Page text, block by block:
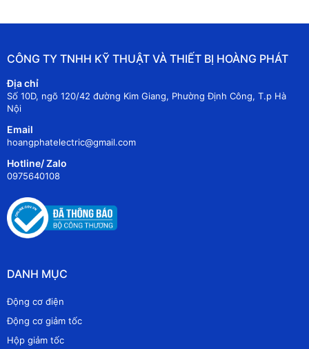
CÔNG TY TNHH KỸ THUẬT VÀ THIẾT BỊ HOÀNG PHÁT
Địa chỉ
Số 10D, ngõ 120/42 đường Kim Giang, Phường Định Công, T.p Hà
Nội
Email
hoangphatelectric@gmail.com
Hotline/ Zalo
0975640108
DANH MỤC
Động cơ điện
Động cơ giảm tốc
Hộp giảm tốc